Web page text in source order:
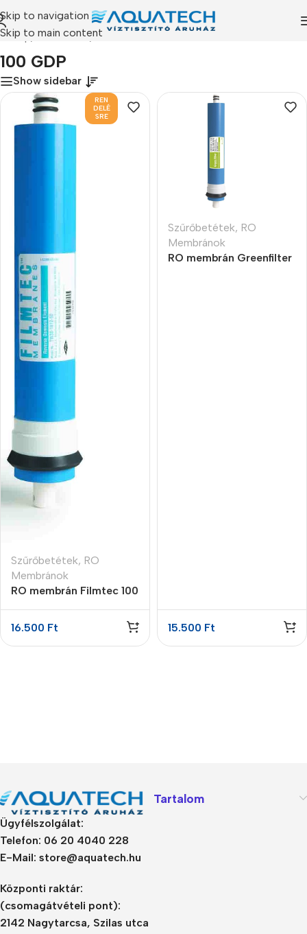
Skip to navigation
Skip to main content
/ Termékeink/“100 GDP” címkével rendelkező termékek
100 GDP
Show sidebar
REN
DELÉ
SRE
Szűrőbetétek, RO
Membránok
RO membrán Filmtec 100
16.500 Ft
Szűrőbetétek, RO
Membránok
RO membrán Greenfilter
15.500 Ft
Ügyfélszolgálat:
Telefon: 06 20 4040 228
E-Mail: store@aquatech.hu
Központi raktár:
(csomagátvételi pont):
2142 Nagytarcsa, Szilas utca
Tartalom